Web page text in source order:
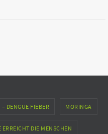
– DENGUE FIEBER MORINGA
ERREICHT DIE MENSCHEN